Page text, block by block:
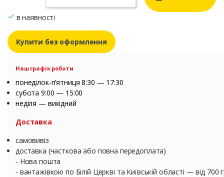
в наявності
Купити без оформлення
Наш графік роботи
понеділок-п’ятниця 8:30 — 17:30
субота 9:00 — 15:00
неділя — вихідний
Доставка
самовивіз
доставка (часткова або повна передоплата)
- Нова пошта
- вантажівкою по Білій Церкві та Київській області — від 700